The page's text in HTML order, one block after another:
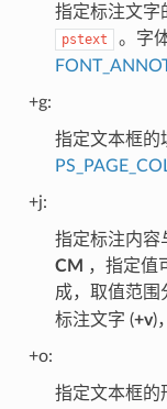
指定标注文字
pstext
。字
+g:
指定文本框的
+j:
指定标注内容
CM ，指定值
成，取值范围
标注文字 (+v)
+o:
指定文本框的